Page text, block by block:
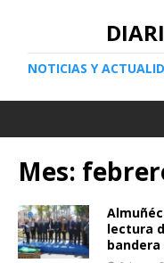
NOTICIAS Y
Mes:
lectura
bandera